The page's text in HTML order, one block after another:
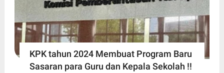
KPK tahun 2024 Membuat Program Baru
Sasaran para Guru dan Kepala Sekolah !!